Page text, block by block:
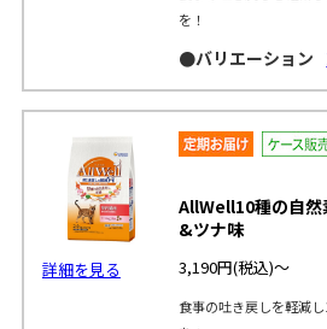
を！
●バリエーション
詳細を見る
AllWell10種の自然
&ツナ味
3,190円(税込)～
食事の吐き戻しを軽減